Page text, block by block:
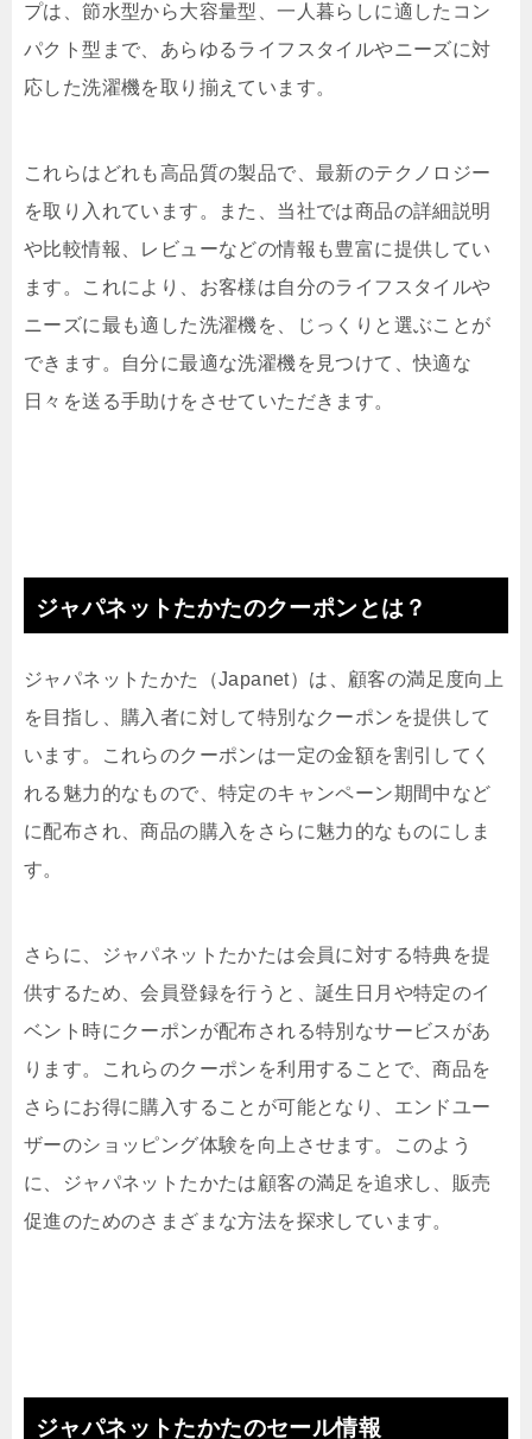
プは、節水型から大容量型、一人暮らしに適したコン
パクト型まで、あらゆるライフスタイルやニーズに対
応した洗濯機を取り揃えています。
これらはどれも高品質の製品で、最新のテクノロジー
を取り入れています。また、当社では商品の詳細説明
や比較情報、レビューなどの情報も豊富に提供してい
ます。これにより、お客様は自分のライフスタイルや
ニーズに最も適した洗濯機を、じっくりと選ぶことが
できます。自分に最適な洗濯機を見つけて、快適な
日々を送る手助けをさせていただきます。
ジャパネットたかたのクーポンとは？
ジャパネットたかた（Japanet）は、顧客の満足度向上
を目指し、購入者に対して特別なクーポンを提供して
います。これらのクーポンは一定の金額を割引してく
れる魅力的なもので、特定のキャンペーン期間中など
に配布され、商品の購入をさらに魅力的なものにしま
す。
さらに、ジャパネットたかたは会員に対する特典を提
供するため、会員登録を行うと、誕生日月や特定のイ
ベント時にクーポンが配布される特別なサービスがあ
ります。これらのクーポンを利用することで、商品を
さらにお得に購入することが可能となり、エンドユー
ザーのショッピング体験を向上させます。このよう
に、ジャパネットたかたは顧客の満足を追求し、販売
促進のためのさまざまな方法を探求しています。
ジャパネットたかたのセール情報